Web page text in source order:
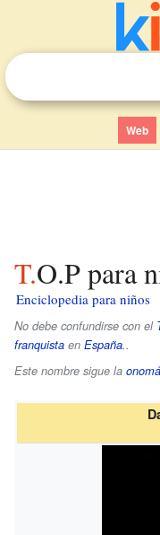
Web
T.O.P para
Enciclopedia para niños
No debe confundirse con el
franquista en España..
Este nombre sigue la